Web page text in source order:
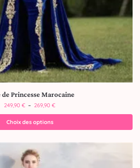
de Princesse Marocaine
249,90 € – 269,90 €
Choix des options